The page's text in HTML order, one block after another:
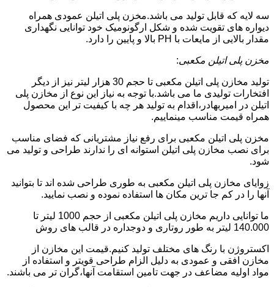
سه لایه که قابل تولید می باشد.مخزن پلی اتیلن عمودی همراه
دیواره های تقویت شده و شکل ارگونومیک خود توانایی نگهداری
مقدار بالایی از مایعات با PH بالا و پایین را دارد.
مخزن پلی اتیلن مکعبی:
تولید مخازن پلی اتیلن مکعبی تا حجم 30 هزار لیتر نیز از دیگر
افتخارات تولیدی ما می باشد.با توجه به نیاز این نوع از مخازن پلی
اتیلن در امیربهادر،اقدام به تولید هر چه با کیفیت تر این محصول
همراه قیمت مناسب مینماییم.
مخزن پلی اتیلن مکعبی برای رفع نیاز مشتریانی که فضای مناسب
برای نصب مخازن پلی اتیلن استوانه ای را ندارند طراحی و تولید می
شود.
زوایای مخازن پلی اتیلن مکعبی به طوری طراحی شده اند تا بتوانید
آنها را در کم جا ترین مکان ها استفاده نموده و نصب نمایید.
ما توانایی داریم مخازن پلی اتیلن مکعبی از حجم 1000 لیتر تا
140.000 لیتر به طور روتاری و دوجداره در قالب های روش
اکستروژن با رنگ های مختلف تولید کنیم.قیمت این مخازن از
مخازن افقی و عمودی به دلیل الزام طراحی قویتر و استفاده از
مواد اولیه مضاعف در جهت تامین استقامت آنها،گران تر می باشند.